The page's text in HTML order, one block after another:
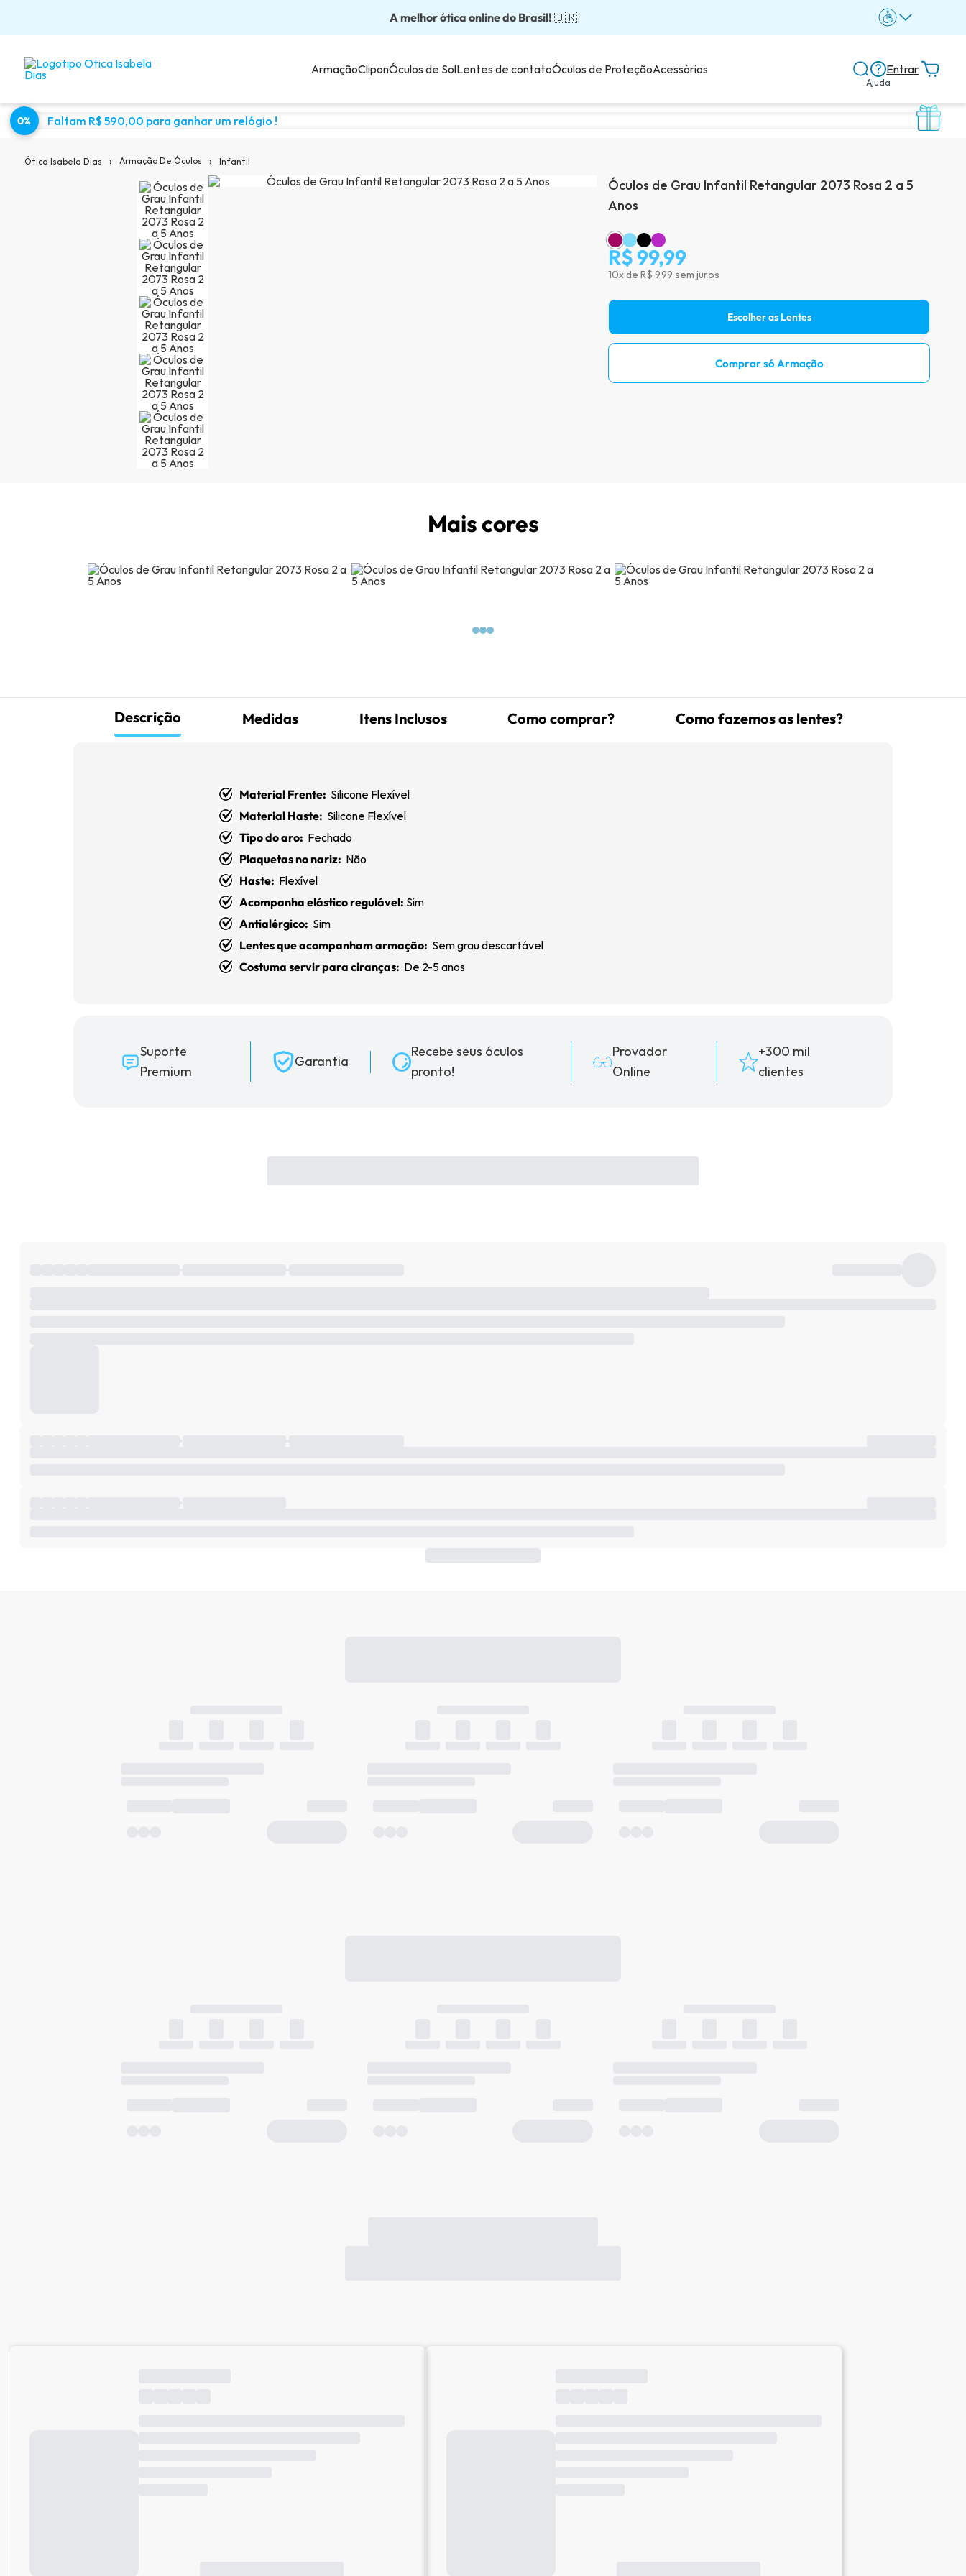
A melhor ótica online do Brasil! 🇧🇷
Óculos completos partir: R$199
Adquira em até 10x sem juros!💙
Enviamos para todo o Brasil!
Óculos de grau com preço justo!
ArmaçãoCliponÓculos de SolLentes de contatoÓculos de ProteçãoAcessórios
Ajuda
Avaliações dos clientes
Prove óculos online
Entrar
0% Faltam R$ 590,00 para ganhar um relógio !
Ótica Isabela Dias › Armação De Óculos › Infantil
Óculos de Grau Infantil Retangular 2073 Rosa 2 a 5
Anos
R$ 99,99
10x de R$ 9,99 sem juros
Escolher as Lentes
Comprar só Armação
Mais cores
Descrição Medidas Itens Inclusos Como comprar? Como fazemos as lentes?
Material Frente: Silicone Flexível
Material Haste: Silicone Flexível
Tipo do aro: Fechado
Plaquetas no nariz: Não
Haste: Flexível
Acompanha elástico regulável: Sim
Antialérgico: Sim
Lentes que acompanham armação: Sem grau descartável
Costuma servir para ciranças: De 2-5 anos
Suporte
Premium
Garantia
Recebe seus óculos
pronto!
Provador
Online
+300 mil
clientes